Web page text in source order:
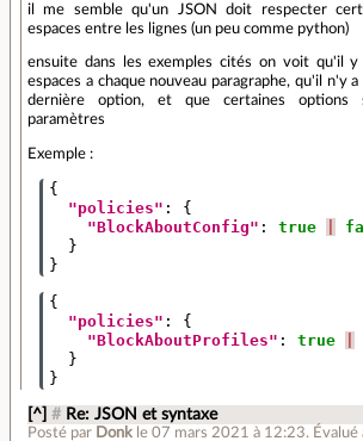
il me semble qu'un JSON doit respecter
espaces entre les lignes (un peu comme python)
ensuite dans les exemples cités on voit qu'il y
espaces a chaque nouveau paragraphe, qu'il n'y
dernière option, et que certaines options
paramètres
Exemple :
{
"policies" :
{
"BlockAboutConfig" : true
}
}
{
"policies" :
{
"BlockAboutProfiles" : true
}
}
[^] # Re: JSON et syntaxe
Posté par Donk le 07 mars 2021 à 12:23. Évalué